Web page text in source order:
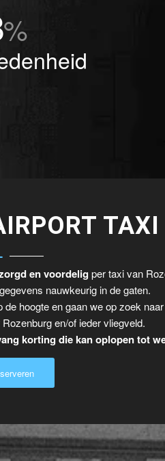
%
TAXI
en voordelig per taxi van
nauwkeurig in de gaten.
hoogte en gaan we op zoek
en/of ieder vliegveld.
korting die kan oplopen tot